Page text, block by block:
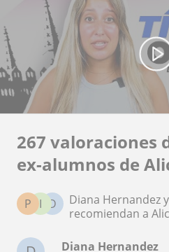
267 valoraciones
ex-alumnos de
D
I
P
Diana Hernandez
recomiendan a
Diana Hernandez